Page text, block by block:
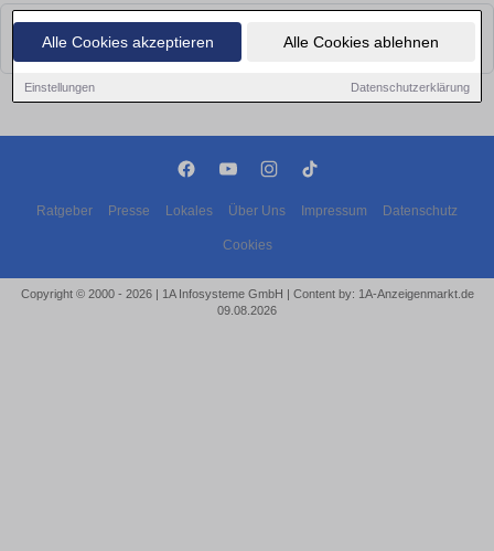
Alle Cookies akzeptieren Alle Cookies ablehnen
Einstellungen Datenschutzerklärung
Leider konnten wir derzeit keine passenden Autos finden. Schauen Sie
bald wieder vorbei!
Ratgeber Presse Lokales Über Uns Impressum Datenschutz
Cookies
Copyright © 2000 - 2026 | 1A Infosysteme GmbH | Content by: 1A-Anzeigenmarkt.de
09.08.2026